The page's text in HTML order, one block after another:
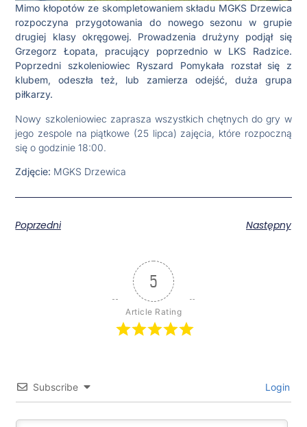
Mimo kłopotów ze skompletowaniem składu MGKS Drzewica
rozpoczyna przygotowania do nowego sezonu w grupie
drugiej klasy okręgowej. Prowadzenia drużyny podjął się
Grzegorz Łopata, pracujący poprzednio w LKS Radzice.
Poprzedni szkoleniowiec Ryszard Pomykała rozstał się z
klubem, odeszła też, lub zamierza odejść, duża grupa
piłkarzy.
Nowy szkoleniowiec zaprasza wszystkich chętnych do gry w
jego zespole na piątkowe (25 lipca) zajęcia, które rozpoczną
się o godzinie 18:00.
Zdjęcie: MGKS Drzewica
Poprzedni Następny
5
Article Rating
Subscribe Login